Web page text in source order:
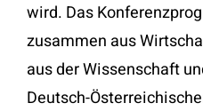
wird. Das
zusammen aus
aus der Wissenschaft
Deutsch-